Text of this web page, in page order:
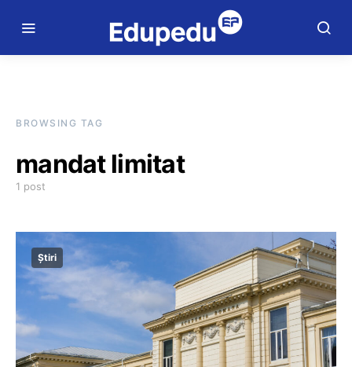
BROWSING TAG
mandat limitat
1 post
Știri